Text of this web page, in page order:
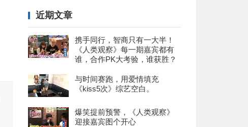
近期文章
携手同行，智商只有一大半！
《人类观察》每一期嘉宾都有
谁，合作PK大考验，谁获胜？
与时间赛跑，用爱情填充
《kiss5次》综艺空白。
爆笑提前预警，《人类观察》
迎接嘉宾图个开心